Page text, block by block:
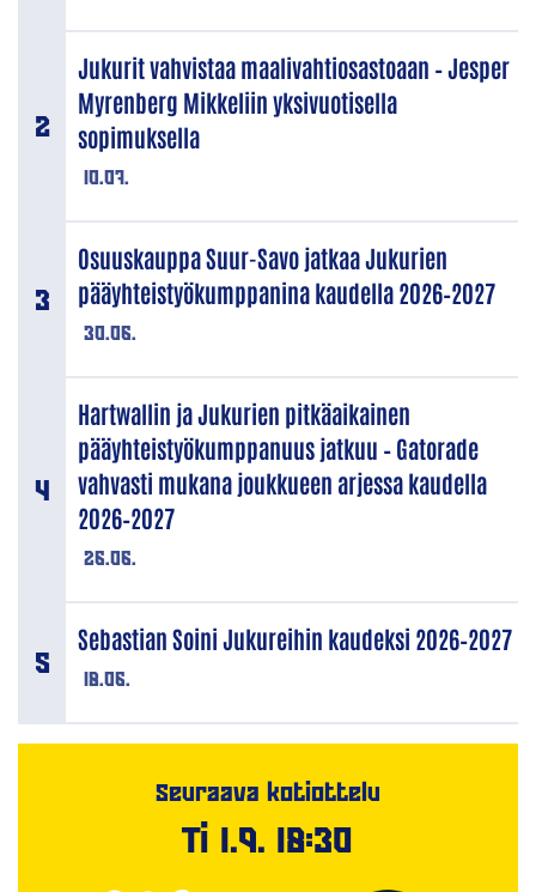
10.07.
Jukurit vahvistaa maalivahtiosastoaan – Jesper
Myrenberg Mikkeliin yksivuotisella
sopimuksella
30.06.
Osuuskauppa Suur-Savo jatkaa Jukurien
pääyhteistyökumppanina kaudella 2026–2027
26.06.
Hartwallin ja Jukurien pitkäaikainen
pääyhteistyökumppanuus jatkuu – Gatorade
vahvasti mukana joukkueen arjessa kaudella
2026–2027
18.06.
Sebastian Soini Jukureihin kaudeksi 2026–2027
Seuraava kotiottelu
Ti 1.9. 18:30